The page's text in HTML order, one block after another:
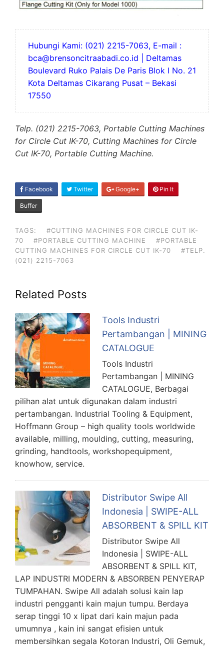
Hubungi Kami: (021) 2215-7063, E-mail :
bca@brensoncitraabadi.co.id | Deltamas
Boulevard Ruko Palais De Paris Blok I No. 21
Kota Deltamas Cikarang Pusat – Bekasi
17550
Telp. (021) 2215-7063, Portable Cutting Machines
for Circle Cut IK-70, Cutting Machines for Circle
Cut IK-70, Portable Cutting Machine.
SHARE
ON
Facebook Twitter Google+ Pin It
Buffer
TAGS:
#CUTTING MACHINES FOR CIRCLE CUT IK-
70
#PORTABLE CUTTING MACHINE
#PORTABLE
CUTTING MACHINES FOR CIRCLE CUT IK-70
#TELP.
(021) 2215-7063
Related Posts
Tools Industri
Pertambangan | MINING
CATALOGUE
Tools Industri
Pertambangan | MINING
CATALOGUE, Berbagai
pilihan alat untuk digunakan dalam industri
pertambangan. Industrial Tooling & Equipment,
Hoffmann Group – high quality tools worldwide
available, milling, moulding, cutting, measuring,
grinding, handtools, workshopequipment,
knowhow, service.
Distributor Swipe All
Indonesia | SWIPE-ALL
ABSORBENT & SPILL KIT
Distributor Swipe All
Indonesia | SWIPE-ALL
ABSORBENT & SPILL KIT,
LAP INDUSTRI MODERN & ABSORBEN PENYERAP
TUMPAHAN. Swipe All adalah solusi kain lap
industri pengganti kain majun tumpu. Berdaya
serap tinggi 10 x lipat dari kain majun pada
umumnya , kain ini sangat efisien untuk
membersihkan segala Kotoran Industri, Oli Gemuk,